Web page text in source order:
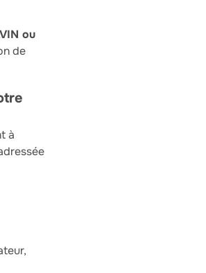
ou
de
à